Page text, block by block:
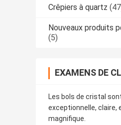
Crêpiers à quartz
Nouveaux produits
(5)
EXAMENS DE
Les bols de cristal
exceptionnelle, claire,
magnifique.